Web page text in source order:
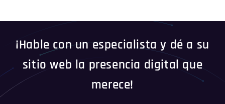
¡Hable con un especialista y dé a su
sitio web la presencia digital que
merece!